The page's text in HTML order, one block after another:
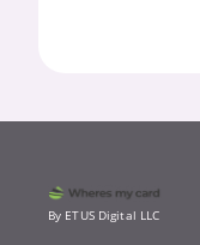
By ETUS Digital LLC